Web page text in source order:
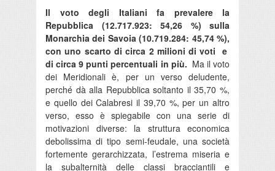
Il voto degli Italiani fa prevalere la
Repubblica (12.717.923: 54,26 %) sulla
Monarchia dei Savoia (10.719.284: 45,74 %),
con uno scarto di circa 2 milioni di voti e
di circa 9 punti percentuali in più. Ma il voto
dei Meridionali è, per un verso deludente,
perché dà alla Repubblica soltanto il 35,70 %,
e quello dei Calabresi il 39,70 %, per un altro
verso, esso è spiegabile con una serie di
motivazioni diverse: la struttura economica
debolissima di tipo semi-feudale, una società
fortemente gerarchizzata, l’estrema miseria e
la subalternità delle classi bracciantili e